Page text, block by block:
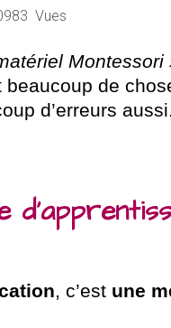
Vues
Montessori
de
d’erreurs aussi.
, c’est une